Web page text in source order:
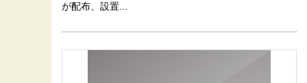
が配布、設置...